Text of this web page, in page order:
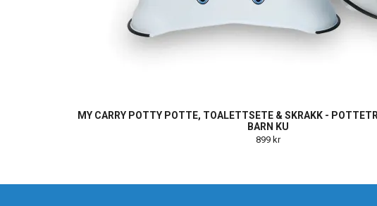
MY CARRY POTTY POTTE, TOALETTSETE & SKRAKK -
BARN KU
899 kr